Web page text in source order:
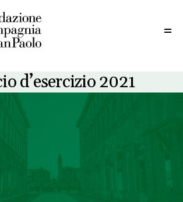
d’esercizio 2021